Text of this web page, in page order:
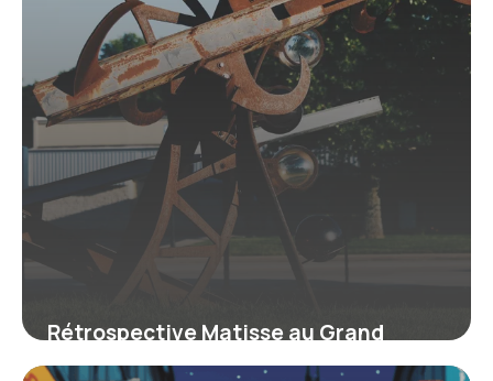
Rétrospective Matisse au Grand
Palais : 300 œuvres de la dernière